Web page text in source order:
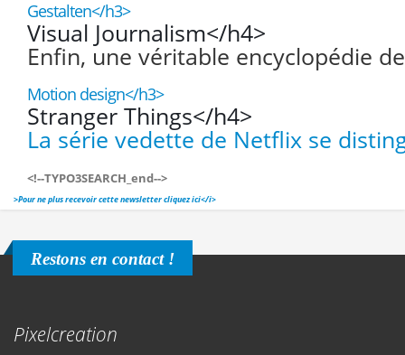
Gestalten</h3>
Visual Journalism</h4>
Enfin, une véritable encyclopédie
Motion design</h3>
Stranger Things</h4>
La série vedette de Netflix se
<!--TYPO3SEARCH_end-->
>Pour ne plus recevoir cette newsletter cliquez ici</i>
Restons en contact !
Pixelcreation